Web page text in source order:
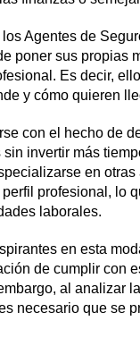
Agentes de
poner sus propias
Es decir,
y cómo quieren
con el hecho de
invertir más
en otras
profesional, lo
laborales.
en esta
de cumplir con
al analizar
necesario que se